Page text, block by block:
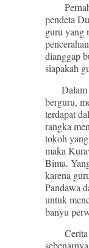
Pernah
pendeta
guru yang
dianggap
siapakah
Dalam
berguru,
terdapat
rangka
tokoh
maka
Bima.
karena
Pandawa
untuk
banyu
Cerita